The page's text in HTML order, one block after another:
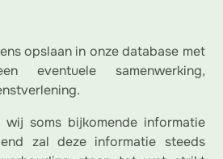
opslaan in onze database met
samenwerking,
soms bijkomende informatie
zal deze informatie steeds